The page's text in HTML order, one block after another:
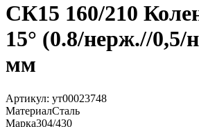
СК15 160/210
15° (0.8/нерж.//0,5/
мм
Артикул: ут00023748
МатериалСталь
Марка304/430